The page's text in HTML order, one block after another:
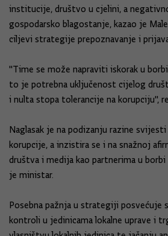
institucije, društvo u cjelini, a
gospodarsko blagostanje, kazao je
ciljevi strategije prepoznavanje i
"Time se može napraviti iskorak u
to je potrebna uključenost cijelog
i nulta stopa tolerancije na korupciju",
Naglasak je na podizanju razine
korupcije, a inzistira se i na snažnoj
društva i medija kao partnerima u
je ministar.
Posebna pažnja u strategiji posvećuje
kontroli u jedinicama lokalne uprave i